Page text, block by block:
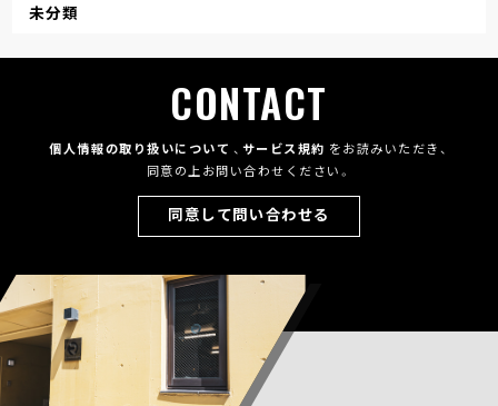
未分類
CONTACT
個人情報の取り扱いについて 、 サービス規約 をお読みいただき、
同意の上お問い合わせください。
同意して問い合わせる